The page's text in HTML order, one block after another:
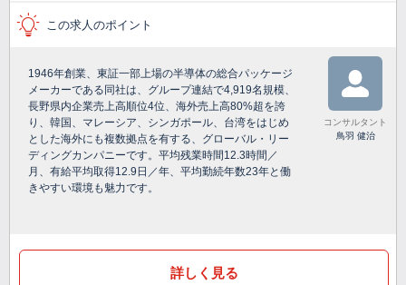
この求人のポイント
1946年創業、東証一部上場の半導体の総合パッケージ
メーカーである同社は、グループ連結で4,919名規模、
長野県内企業売上高順位4位、海外売上高80%超を誇
り、韓国、マレーシア、シンガポール、台湾をはじめ
とした海外にも複数拠点を有する、グローバル・リー
ディングカンパニーです。平均残業時間12.3時間／
月、有給平均取得12.9日／年、平均勤続年数23年と働
きやすい環境も魅力です。
コンサルタント
鳥羽 健治
詳しく見る